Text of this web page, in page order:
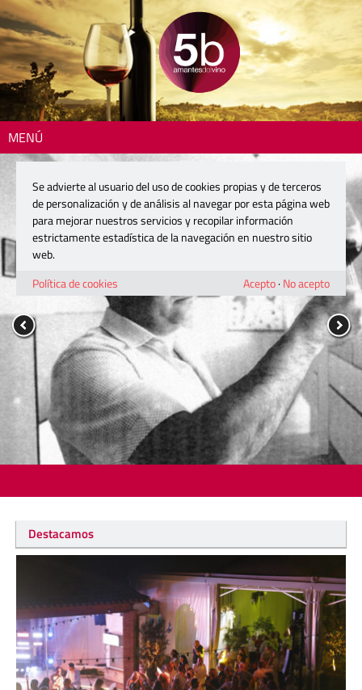
MENÚ
Destacamos
Se advierte al usuario del uso de cookies propias y de terceros
de personalización y de análisis al navegar por esta página web
para mejorar nuestros servicios y recopilar información
estrictamente estadística de la navegación en nuestro sitio
web.
Política de cookies
Acepto· No acepto